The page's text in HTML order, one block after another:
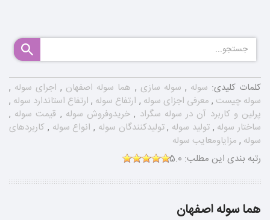
کلمات کلیدی: سوله , سوله سازی , هما سوله اصفهان , اجرای سوله ,
سوله چیست , معرفی اجزای سوله , ارتفاع سوله , ارتفاع استاندارد سوله ,
پرلین و کاربرد آن در سوله سگراد , خریدوفروش سوله , قیمت سوله ,
ساختار سوله ,تولید سوله ,تولیدکنندگان سوله , انواع سوله , کاربردهای
سوله , مزایاومعایب سوله
رتبه بندی این مطلب: 5.0
هما سوله اصفهان